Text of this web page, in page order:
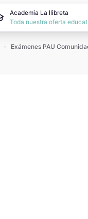
Academia La llibreta
Toda nuestra oferta